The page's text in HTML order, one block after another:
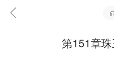
第151章